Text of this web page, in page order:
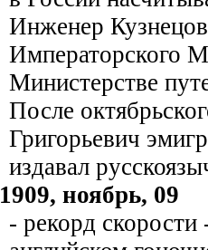
Инженер
Императорского
Министерстве
После
Григорьевич
издавал
1909, ноябрь, 09
- рекорд